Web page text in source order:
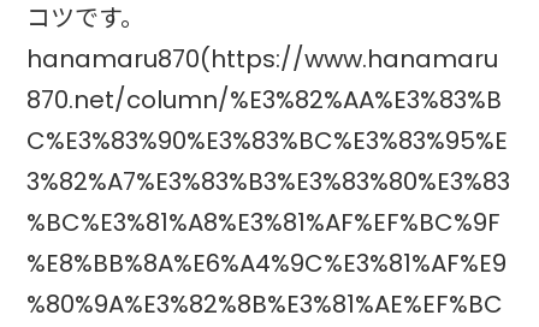
コツです。
hanamaru870(https://www.hanamaru
870.net/column/%E3%82%AA%E3%83%B
C%E3%83%90%E3%83%BC%E3%83%95%E
3%82%A7%E3%83%B3%E3%83%80%E3%83
%BC%E3%81%A8%E3%81%AF%EF%BC%9F
%E8%BB%8A%E6%A4%9C%E3%81%AF%E9
%80%9A%E3%82%8B%E3%81%AE%EF%BC